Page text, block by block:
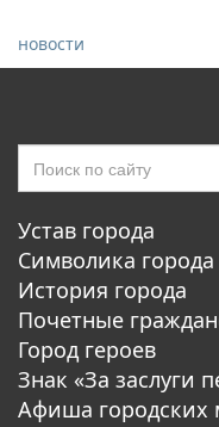
новости
Устав города
Символика города
История города
Почетные
Город героев
Знак «За заслуги
Афиша городских